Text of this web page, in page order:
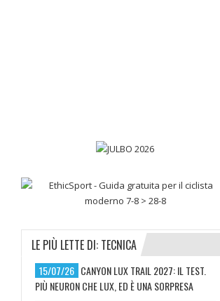
LE PIÙ LETTE DI: TECNICA
15/07/26 CANYON LUX TRAIL 2027: IL TEST.
PIÙ NEURON CHE LUX, ED È UNA SORPRESA